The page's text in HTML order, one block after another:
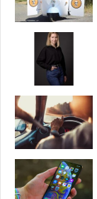
o
y
u
k
n